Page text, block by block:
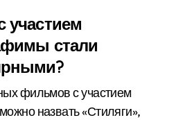
стали
фильмов с участием
назвать «Стиляги»,